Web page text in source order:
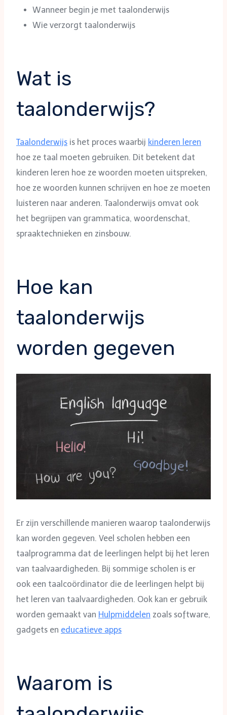
Wanneer begin je met taalonderwijs
Wie verzorgt taalonderwijs
Wat is
taalonderwijs?
Taalonderwijs is het proces waarbij kinderen leren
hoe ze taal moeten gebruiken. Dit betekent dat
kinderen leren hoe ze woorden moeten uitspreken,
hoe ze woorden kunnen schrijven en hoe ze moeten
luisteren naar anderen. Taalonderwijs omvat ook
het begrijpen van grammatica, woordenschat,
spraaktechnieken en zinsbouw.
Hoe kan
taalonderwijs
worden gegeven
Er zijn verschillende manieren waarop taalonderwijs
kan worden gegeven. Veel scholen hebben een
taalprogramma dat de leerlingen helpt bij het leren
van taalvaardigheden. Bij sommige scholen is er
ook een taalcoördinator die de leerlingen helpt bij
het leren van taalvaardigheden. Ook kan er gebruik
worden gemaakt van Hulpmiddelen zoals software,
gadgets en educatieve apps
Waarom is